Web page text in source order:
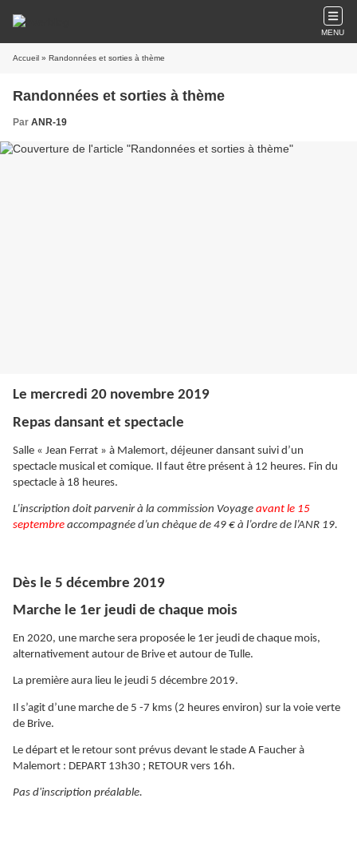
MENU
Accueil » Randonnées et sorties à thème
Randonnées et sorties à thème
Par ANR-19
Le mercredi 20 novembre 2019
Repas dansant et spectacle
Salle « Jean Ferrat » à Malemort, déjeuner dansant suivi d’un
spectacle musical et comique. Il faut être présent à 12 heures. Fin du
spectacle à 18 heures.
L’inscription doit parvenir à la commission Voyage avant le 15
septembre accompagnée d’un chèque de 49 € à l’ordre de l’ANR 19.
Dès le 5 décembre 2019
Marche le 1er jeudi de chaque mois
En 2020, une marche sera proposée le 1er jeudi de chaque mois,
alternativement autour de Brive et autour de Tulle.
La première aura lieu le jeudi 5 décembre 2019.
Il s’agit d’une marche de 5 -7 kms (2 heures environ) sur la voie verte
de Brive.
Le départ et le retour sont prévus devant le stade A Faucher à
Malemort : DEPART 13h30 ; RETOUR vers 16h.
Pas d'inscription préalable.